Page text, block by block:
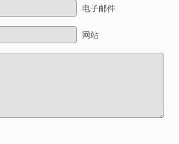
电子邮件
网站